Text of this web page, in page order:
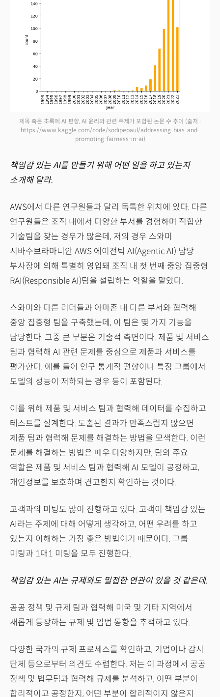
제목 혹은 초록에 AI 편향, AI 윤리와 관련 주제가 포함된 논문 수 추이 (출처 :
https://www.kaggle.com/code/sodipepaul/addressing-bias-and-
promoting-fairness-in-ai)
책임감 있는 AI를 만들기 위해 어떤 일을 하고 있는지
소개해 달라.
AWS에서 다른 연구원들과 달리 독특한 위치에 있다. 다른
연구원들은 조직 내에서 다양한 부서를 경험하며 적합한
기술팀을 찾는 경우가 많은데, 저의 경우 스와미
시바수브라마니안 AWS 에이전틱 AI(Agentic AI) 담당
부사장에 의해 특별히 영입돼 조직 내 첫 번째 중앙 집중형
RAI(Responsible AI)팀을 설립하는 역할을 맡았다.
스와미와 다른 리더들과 아마존 내 다른 부서와 협력해
중앙 집중형 팀을 구축했는데, 이 팀은 몇 가지 기능을
담당한다. 그중 큰 부분은 기술적 측면이다. 제품 및 서비스
팀과 협력해 AI 관련 문제를 중심으로 제품과 서비스를
평가한다. 예를 들어 인구 통계적 편향이나 특정 그룹에서
모델의 성능이 저하되는 경우 등이 포함된다.
이를 위해 제품 및 서비스 팀과 협력해 데이터를 수집하고
테스트를 설계한다. 도출된 결과가 만족스럽지 않으면
제품 팀과 협력해 문제를 해결하는 방법을 모색한다. 이런
문제를 해결하는 방법은 매우 다양하지만, 팀의 주요
역할은 제품 및 서비스 팀과 협력해 AI 모델이 공정하고,
개인정보를 보호하며 견고한지 확인하는 것이다.
고객과의 미팅도 많이 진행하고 있다. 고객이 책임감 있는
AI라는 주제에 대해 어떻게 생각하고, 어떤 우려를 하고
있는지 이해하는 가장 좋은 방법이기 때문이다. 그룹
미팅과 1대1 미팅을 모두 진행한다.
책임감 있는 AI는 규제와도 밀접한 연관이 있을 것 같은데.
공공 정책 및 규제 팀과 협력해 미국 및 기타 지역에서
새롭게 등장하는 규제 및 입법 동향을 추적하고 있다.
다양한 국가의 규제 프로세스를 확인하고, 기업이나 감시
단체 등으로부터 의견도 수렴한다. 저는 이 과정에서 공공
정책 및 법무팀과 협력해 규제를 분석하고, 어떤 부분이
합리적이고 공정한지, 어떤 부분이 합리적이지 않은지